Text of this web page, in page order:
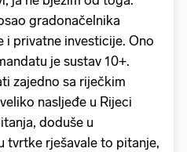
gradonačelnika
i privatne investicije. Ono
je sustav 10+.
zajedno sa riječkim
nasljeđe u Rijeci
doduše u
tvrtke rješavale to pitanje,